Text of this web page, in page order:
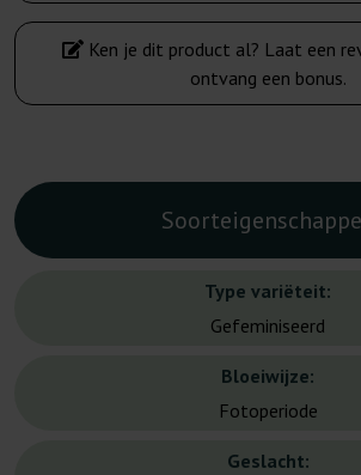
Ken je dit product al? Laat een
ontvang een bonus.
Type variëteit:
Gefeminiseerd
Bloeiwijze:
Fotoperiode
Geslacht: